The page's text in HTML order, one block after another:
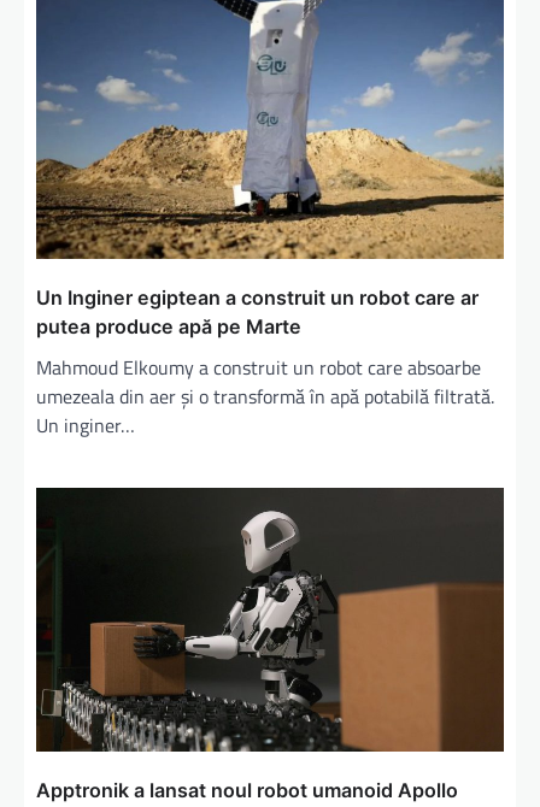
Un Inginer egiptean a construit un robot care ar
putea produce apă pe Marte
Mahmoud Elkoumy a construit un robot care absoarbe
umezeala din aer și o transformă în apă potabilă filtrată.
Un inginer…
Apptronik a lansat noul robot umanoid Apollo